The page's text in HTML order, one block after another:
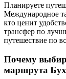
Планируете
Международное
кто ценит
трансфер по
путешествие по
Почему
маршрута